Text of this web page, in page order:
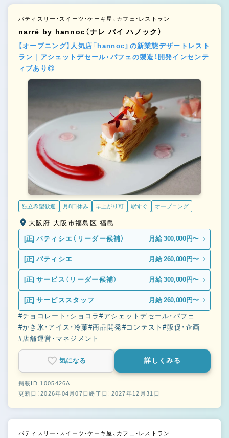
パティスリー・スイーツ・ケーキ屋、カフェ・レストラン
narré by hannoc（ナレ バイ ハノック）
【オープニング】人気店『hannoc』の新業態デザートレスト
ラン｜アシェットデセール・パフェの製造！開発インセンテ
ィブあり◎
独立希望歓迎 月8日休み 早上がり可 駅すぐ オープニング
大阪府 大阪市福島区 福島
[正] パティシエ（リーダー候補） 月給 300,000円〜
[正] パティシエ 月給 260,000円〜
[正] サービス（リーダー候補） 月給 300,000円〜
[正] サービススタッフ 月給 260,000円〜
#チョコレート・ショコラ#アシェットデセール・パフェ
#かき氷・アイス・冷菓#商品開発#コンテスト#販促・企画
#店舗運営・マネジメント
気になる 詳しくみる
掲載ID 1005426A
更新日：2026年04月07日終了日：2027年12月31日
パティスリー・スイーツ・ケーキ屋、カフェ・レストラン